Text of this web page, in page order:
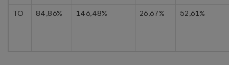
TO
84,86% 146,48% 26,67% 52,61%